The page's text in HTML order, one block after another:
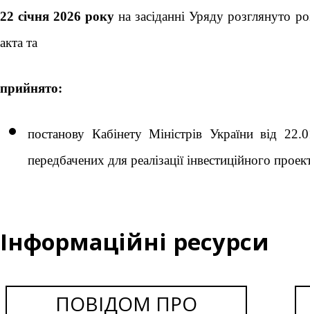
22 січня 2026 року на засіданні Уряду розглянуто
акта та
прийнято:
постанову Кабінету Міністрів України від
передбачених для реалізації інвестиційного
Інформаційні ресурси
ПОВІДОМ ПРО